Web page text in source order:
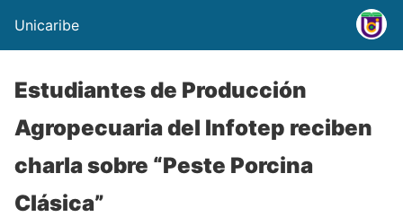
Unicaribe
Estudiantes de Producción
Agropecuaria del Infotep reciben
charla sobre “Peste Porcina
Clásica”